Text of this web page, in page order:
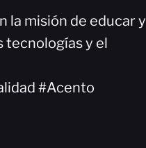
la misión de educar y
tecnologías y el
#Acento